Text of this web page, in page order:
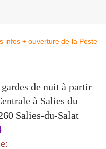
de nuit à partir
à Salies du
Salies-du-Salat